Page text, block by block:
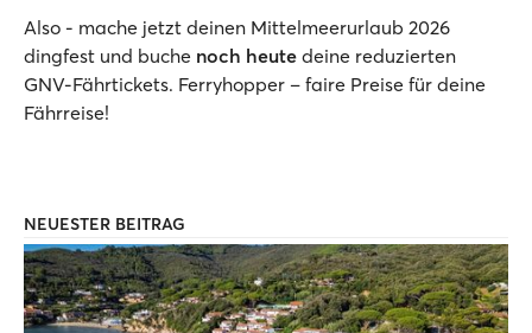
Also - mache jetzt deinen Mittelmeerurlaub 2026
dingfest und buche noch heute deine reduzierten
GNV-Fährtickets. Ferryhopper – faire Preise für deine
Fährreise!
NEUESTER BEITRAG